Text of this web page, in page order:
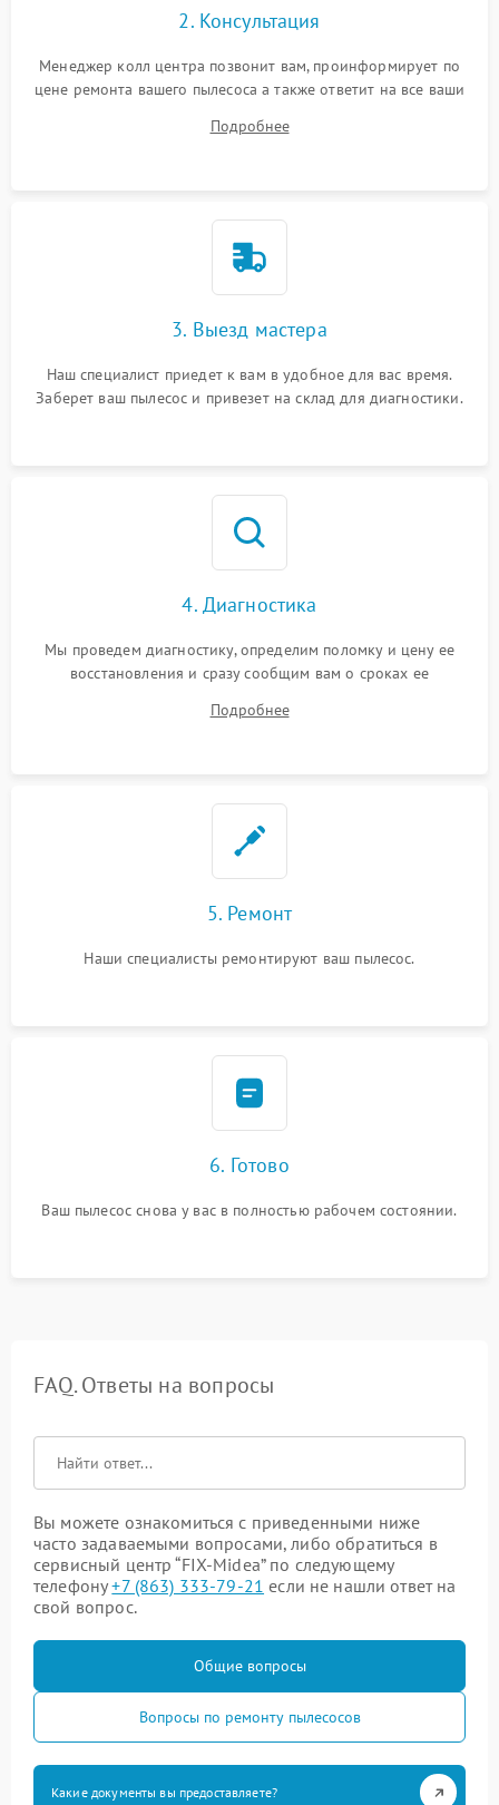
2. Консультация
Менеджер колл центра позвонит вам, проинформирует по
цене ремонта вашего пылесоса а также ответит на все ваши
Подробнее
3. Выезд мастера
Наш специалист приедет к вам в удобное для вас время.
Заберет ваш пылесос и привезет на склад для диагностики.
4. Диагностика
Мы проведем диагностику, определим поломку и цену ее
восстановления и сразу сообщим вам о сроках ее
Подробнее
5. Ремонт
Наши специалисты ремонтируют ваш пылесос.
6. Готово
Ваш пылесос снова у вас в полностью рабочем состоянии.
FAQ. Ответы на вопросы
Вы можете ознакомиться с приведенными ниже
часто задаваемыми вопросами, либо обратиться в
сервисный центр “FIX-Midea” по следующему
телефону+7 (863) 333-79-21 если не нашли ответ на
свой вопрос.
Общие вопросы
Вопросы по ремонту пылесосов
Какие документы вы предоставляете?